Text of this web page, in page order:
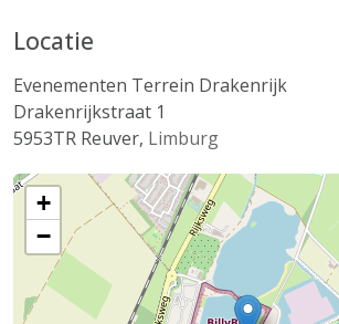
Locatie
Evenementen Terrein Drakenrijk
Drakenrijkstraat 1
5953TR Reuver, Limburg
+
−